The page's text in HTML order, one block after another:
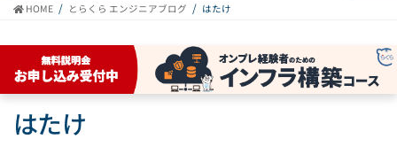
HOME とらくら エンジニアブログ はたけ
はたけ